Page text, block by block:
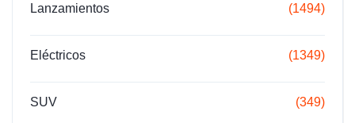
Lanzamientos (1494)
Eléctricos (1349)
SUV (349)